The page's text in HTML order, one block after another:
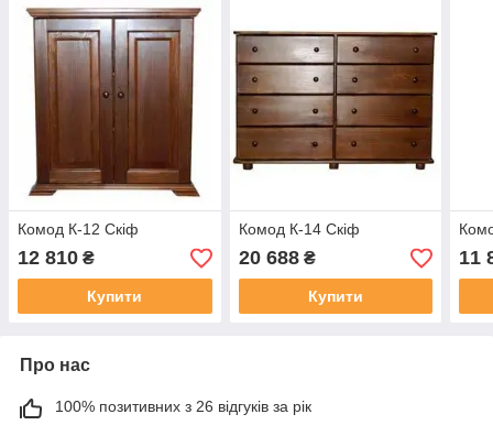
Комод К-12 Скіф
12 810 ₴
Купити
Комод К-14 Скіф
20 688₴
Купити
11
Про нас
100% позитивних з 26 відгуків за рік